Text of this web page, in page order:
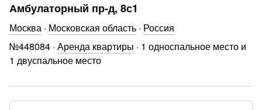
Амбулаторный пр-д, 8с1
Москва · Московская область · Россия
№448084 · Аренда квартиры · 1 односпальное место и
1 двуспальное место